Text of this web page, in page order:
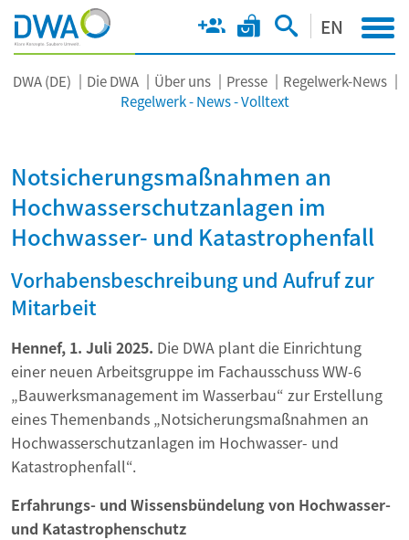
EN
DWA (DE) Die DWA Über uns Presse
Regelwerk-News
Regelwerk - News - Volltext
Notsicherungsmaßnahmen an
Hochwasserschutzanlagen im
Hochwasser- und Katastrophenfall
Vorhabensbeschreibung und Aufruf zur
Mitarbeit
Hennef, 1. Juli 2025. Die DWA plant die Einrichtung
einer neuen Arbeitsgruppe im Fachausschuss WW-6
„Bauwerksmanagement im Wasserbau“ zur Erstellung
eines Themenbands „Notsicherungsmaßnahmen an
Hochwasserschutzanlagen im Hochwasser- und
Katastrophenfall“.
Erfahrungs- und Wissensbündelung von Hochwasser-
und Katastrophenschutz